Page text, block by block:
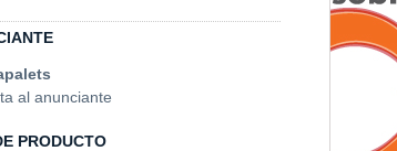
al anunciante
PRODUCTO